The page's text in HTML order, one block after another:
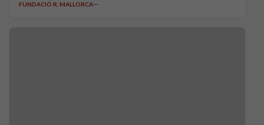
FUNDACIÓ R. MALLORCA